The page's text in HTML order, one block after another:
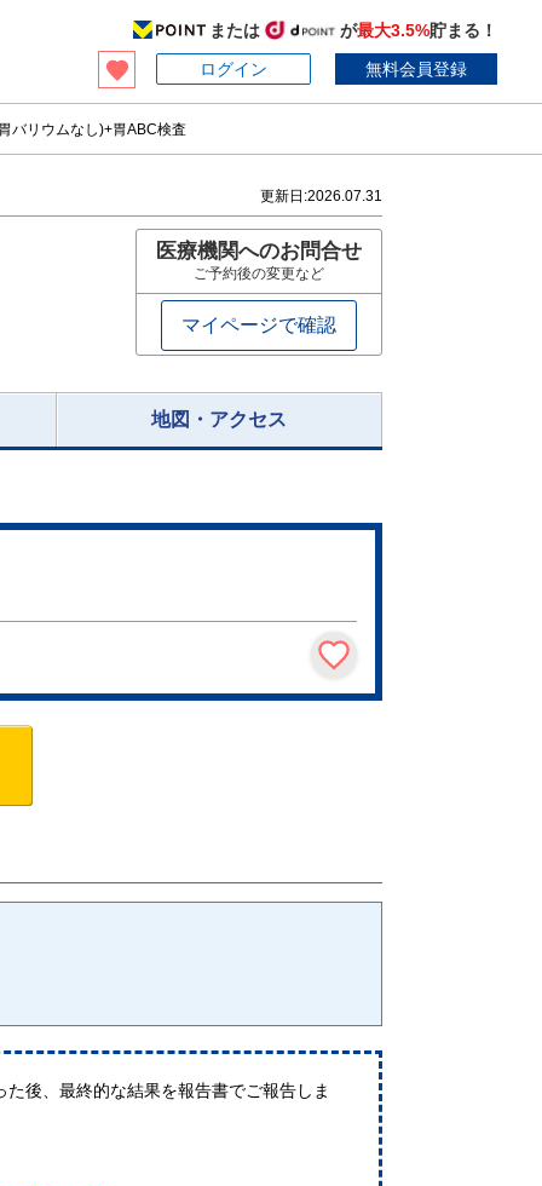
または が最大3.5%貯まる！
ログイン
無料会員登録
バリウムなし)+胃ABC検査
更新日:2026.07.31
医療機関へのお問合せ
ご予約後の変更など
マイページで確認
地図・アクセス
後、最終的な結果を報告書でご報告しま